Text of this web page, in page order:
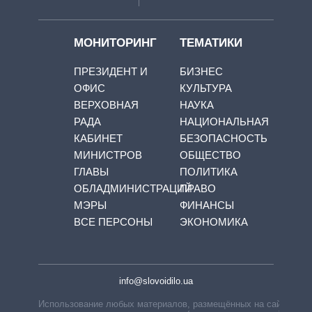
МОНИТОРИНГ
ПРЕЗИДЕНТ И
ОФИС
ВЕРХОВНАЯ
РАДА
КАБИНЕТ
МИНИСТРОВ
ГЛАВЫ
ОБЛАДМИНИСТРАЦИЙ
МЭРЫ
ВСЕ ПЕРСОНЫ
ТЕМАТИКИ
БИЗНЕС
КУЛЬТУРА
НАУКА
НАЦИОНАЛЬНАЯ
БЕЗОПАСНОСТЬ
ОБЩЕСТВО
ПОЛИТИКА
ПРАВО
ФИНАНСЫ
ЭКОНОМИКА
info@slovoidilo.ua
Использование любых материалов, размещённых на сайте,